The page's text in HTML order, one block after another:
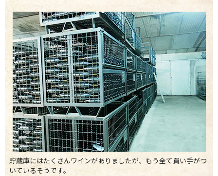
貯蔵庫にはたくさんワインがありましたが、もう全て買い手がつ
いているそうです。